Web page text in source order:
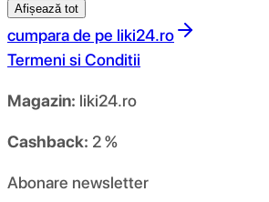
Afișează tot
cumpara de pe liki24.ro
Termeni si Conditii
Magazin: liki24.ro
Cashback: 2 %
Abonare newsletter